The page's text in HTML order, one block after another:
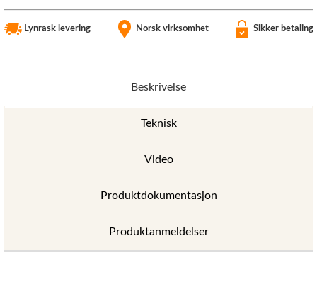
Lynrask levering Norsk virksomhet Sikker betaling
Beskrivelse
Teknisk
Video
Produktdokumentasjon
Produktanmeldelser